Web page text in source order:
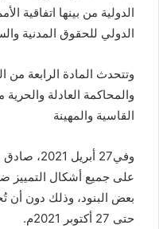
الدولية من بينها اتفاقية
الدولي للحقوق المدنية
وتتحدث المادة الرابعة من
والمحاكمة العادلة والحرية
القاسية والمهينة
وفي27
على جميع أشكال التمييز
بعض البنود، وذلك دون أن
حتى 27 أكتوبر 2021م.